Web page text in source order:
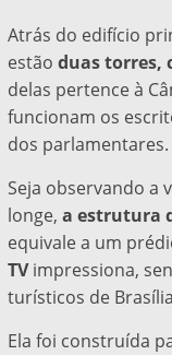
Atrás do edifício
estão duas torres,
delas pertence à
funcionam os
dos parlamentares.
Seja observando a
longe, a estrutura
equivale a um
TVimpressiona,
turísticos de
Ela foi construída